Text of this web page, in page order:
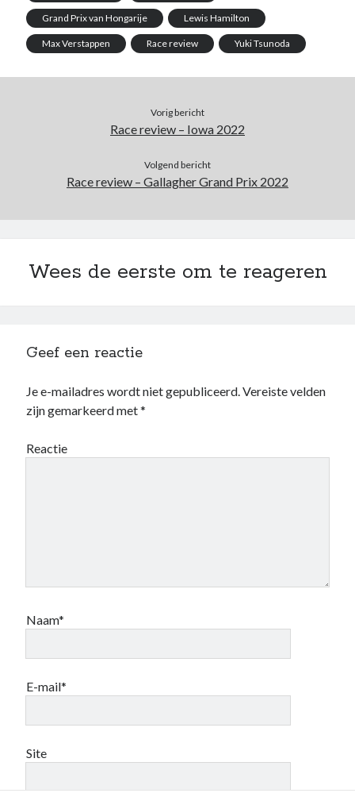
Grand Prix van Hongarije Lewis Hamilton
Max Verstappen Race review Yuki Tsunoda
Vorig bericht
Race review – Iowa 2022
Volgend bericht
Race review – Gallagher Grand Prix 2022
Wees de eerste om te reageren
Geef een reactie
Je e-mailadres wordt niet gepubliceerd.Vereiste velden
zijn gemarkeerd met*
Reactie
Naam*
E-mail*
Site